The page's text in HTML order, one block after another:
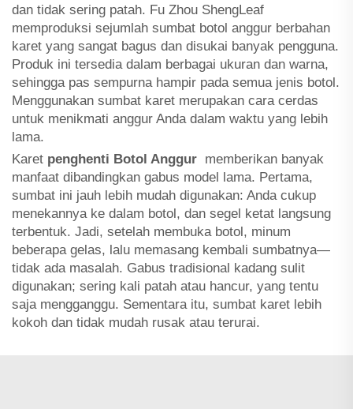
dan tidak sering patah. Fu Zhou ShengLeaf
memproduksi sejumlah sumbat botol anggur berbahan
karet yang sangat bagus dan disukai banyak pengguna.
Produk ini tersedia dalam berbagai ukuran dan warna,
sehingga pas sempurna hampir pada semua jenis botol.
Menggunakan sumbat karet merupakan cara cerdas
untuk menikmati anggur Anda dalam waktu yang lebih
lama.
Karet penghenti Botol Anggur memberikan banyak
manfaat dibandingkan gabus model lama. Pertama,
sumbat ini jauh lebih mudah digunakan: Anda cukup
menekannya ke dalam botol, dan segel ketat langsung
terbentuk. Jadi, setelah membuka botol, minum
beberapa gelas, lalu memasang kembali sumbatnya—
tidak ada masalah. Gabus tradisional kadang sulit
digunakan; sering kali patah atau hancur, yang tentu
saja mengganggu. Sementara itu, sumbat karet lebih
kokoh dan tidak mudah rusak atau terurai.